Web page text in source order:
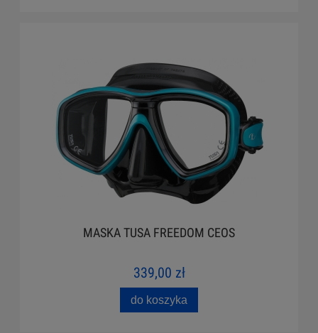
MASKA TUSA FREEDOM CEOS
339,00 zł
do koszyka